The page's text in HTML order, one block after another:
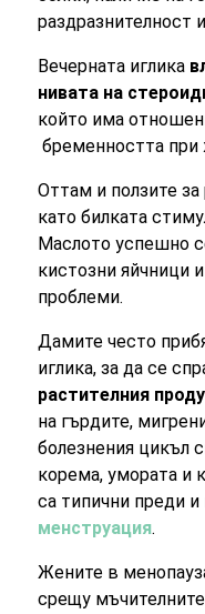
раздразнителност
Вечерната иглика
нивата на
който има
бременността при
Оттам и ползите
като билката
Маслото успешно
кистозни яйчници
проблеми.
Дамите често
иглика, за да се
растителния
на гърдите,
болезнения цикъл
корема, умората и
са типични преди
менструация.
Жените в
срещу